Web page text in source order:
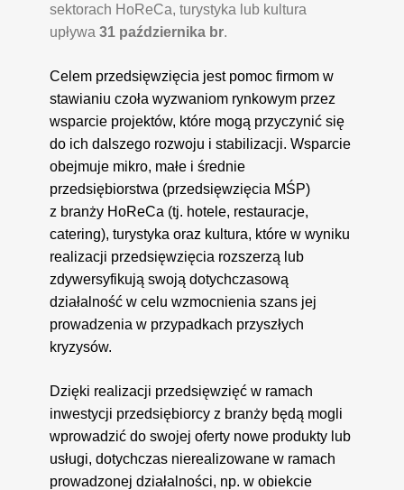
sektorach HoReCa, turystyka lub kultura
upływa31 października br.
Celem przedsięwzięcia jest pomoc firmom w
stawianiu czoła wyzwaniom rynkowym przez
wsparcie projektów, które mogą przyczynić się
do ich dalszego rozwoju i stabilizacji. Wsparcie
obejmuje mikro, małe i średnie
przedsiębiorstwa (przedsięwzięcia MŚP)
z branży HoReCa (tj. hotele, restauracje,
catering), turystyka oraz kultura, które w wyniku
realizacji przedsięwzięcia rozszerzą lub
zdywersyfikują swoją dotychczasową
działalność w celu wzmocnienia szans jej
prowadzenia w przypadkach przyszłych
kryzysów.
Dzięki realizacji przedsięwzięć w ramach
inwestycji przedsiębiorcy z branży będą mogli
wprowadzić do swojej oferty nowe produkty lub
usługi, dotychczas nierealizowane w ramach
prowadzonej działalności, np. w obiekcie